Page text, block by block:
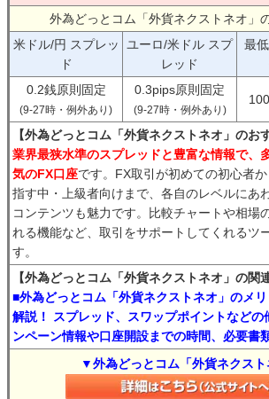
外為どっとコム「外貨ネクストネオ」
米ドル/円 スプレッ
ド
ユーロ/米ドル スプ
レッド
最
0.2銭原則固定
(9-27時・例外あり)
0.3pips原則固定
(9-27時・例外あり)
【外為どっとコム「外貨ネクストネオ」のお
業界最狭水準のスプレッドと豊富な情報で、
気のFX口座です。FX取引が初めての初心者
指す中・上級者向けまで、各自のレベルにあ
コンテンツも魅力です。比較チャートや相場
れる機能など、取引をサポートしてくれるツ
す。
【外為どっとコム「外貨ネクストネオ」の関
■外為どっとコム「外貨ネクストネオ」のメ
解説！ スプレッド、スワップポイントなどの
ンペーン情報や口座開設までの時間、必要書
▼外為どっとコム「外貨ネクス